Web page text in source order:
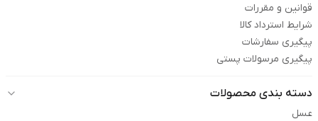
قوانین و مقررات
شرایط استرداد کالا
پیگیری سفارشات
پیگیری مرسولات پستی
دسته بندی محصولات
عسل